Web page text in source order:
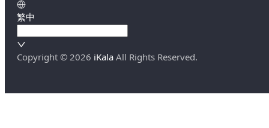
繁中
Copyright © 2026 iKala All Rights Reserved.